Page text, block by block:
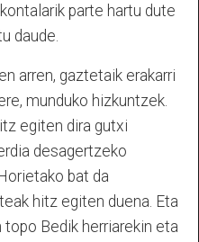
parte hartu dute
daude.
arren, gaztetaik erakarri
munduko hizkuntzek.
egiten dira gutxi
desagertzeko
bat da
hitz egiten duena. Eta
topo Bedik herriarekin eta